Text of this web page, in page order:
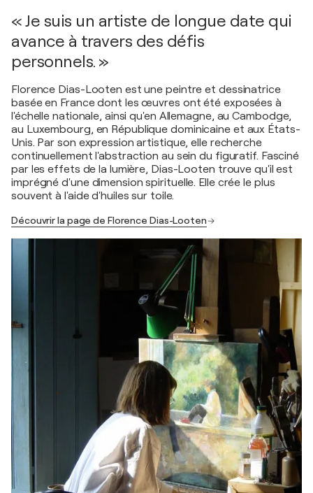
« Je suis un artiste de longue date qui
avance à travers des défis
personnels. »
Florence Dias-Looten est une peintre et dessinatrice
basée en France dont les œuvres ont été exposées à
l'échelle nationale, ainsi qu'en Allemagne, au Cambodge,
au Luxembourg, en République dominicaine et aux États-
Unis. Par son expression artistique, elle recherche
continuellement l'abstraction au sein du figuratif. Fasciné
par les effets de la lumière, Dias-Looten trouve qu'il est
imprégné d'une dimension spirituelle. Elle crée le plus
souvent à l'aide d'huiles sur toile.
Découvrir la page de Florence Dias-Looten